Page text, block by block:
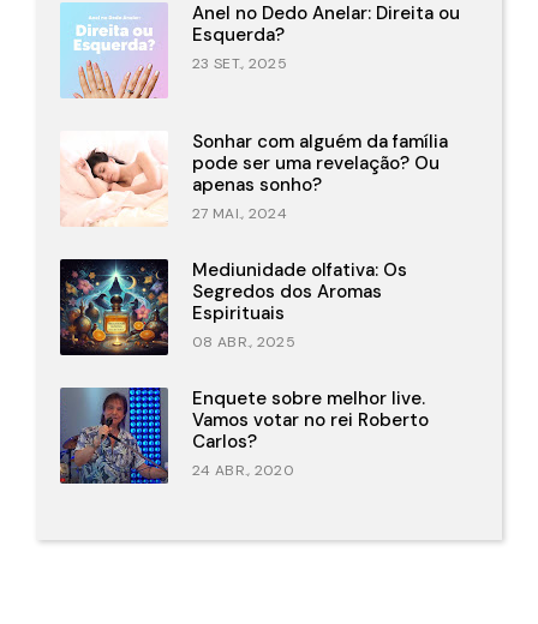
Anel no Dedo Anelar: Direita ou
Esquerda?
23 SET., 2025
Sonhar com alguém da família
pode ser uma revelação? Ou
apenas sonho?
27 MAI., 2024
Mediunidade olfativa: Os
Segredos dos Aromas
Espirituais
08 ABR., 2025
Enquete sobre melhor live.
Vamos votar no rei Roberto
Carlos?
24 ABR., 2020